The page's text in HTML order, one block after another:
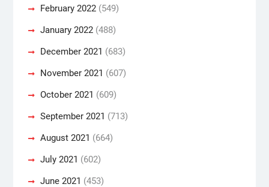
February 2022(549)
January 2022(488)
December 2021 (683)
November 2021 (607)
October 2021 (609)
September 2021 (713)
August 2021 (664)
July 2021 (602)
June 2021 (453)